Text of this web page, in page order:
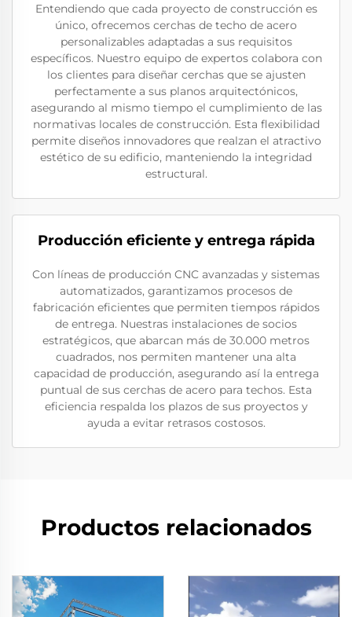
Entendiendo que cada proyecto de construcción es
único, ofrecemos cerchas de techo de acero
personalizables adaptadas a sus requisitos
específicos. Nuestro equipo de expertos colabora con
los clientes para diseñar cerchas que se ajusten
perfectamente a sus planos arquitectónicos,
asegurando al mismo tiempo el cumplimiento de las
normativas locales de construcción. Esta flexibilidad
permite diseños innovadores que realzan el atractivo
estético de su edificio, manteniendo la integridad
estructural.
Producción eficiente y entrega rápida
Con líneas de producción CNC avanzadas y sistemas
automatizados, garantizamos procesos de
fabricación eficientes que permiten tiempos rápidos
de entrega. Nuestras instalaciones de socios
estratégicos, que abarcan más de 30.000 metros
cuadrados, nos permiten mantener una alta
capacidad de producción, asegurando así la entrega
puntual de sus cerchas de acero para techos. Esta
eficiencia respalda los plazos de sus proyectos y
ayuda a evitar retrasos costosos.
Productos relacionados